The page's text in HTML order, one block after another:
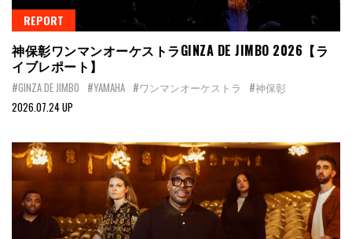
REPORT
神保彰ワンマンオーケストラGINZA DE JIMBO 2026【ラ
イブレポート】
#GINZA DE JIMBO #YAMAHA #ワンマンオーケストラ
#神保彰
2026.07.24 UP